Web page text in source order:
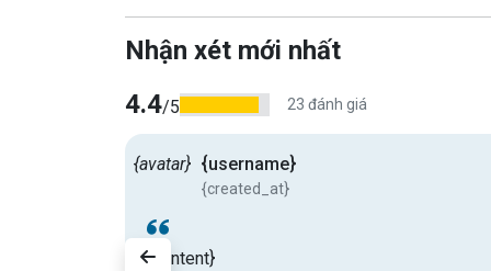
Nhận xét mới nhất
4.4/5 23 đánh giá
{avatar} {username}
{created_at}
{content}